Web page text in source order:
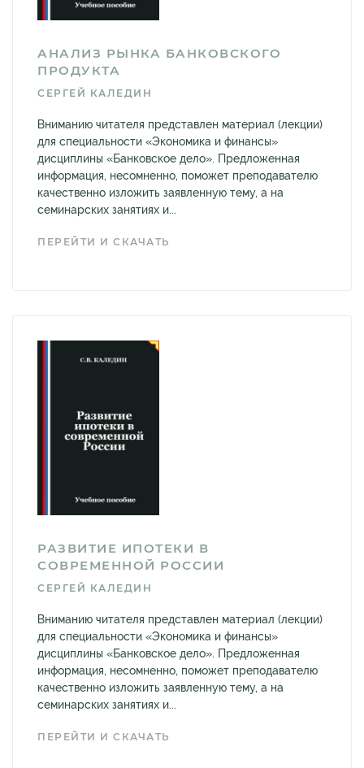
АНАЛИЗ РЫНКА БАНКОВСКОГО
ПРОДУКТА
СЕРГЕЙ КАЛЕДИН
Вниманию читателя представлен материал (лекции)
для специальности «Экономика и финансы»
дисциплины «Банковское дело». Предложенная
информация, несомненно, поможет преподавателю
качественно изложить заявленную тему, а на
семинарских занятиях и...
ПЕРЕЙТИ И СКАЧАТЬ
РАЗВИТИЕ ИПОТЕКИ В
СОВРЕМЕННОЙ РОССИИ
СЕРГЕЙ КАЛЕДИН
Вниманию читателя представлен материал (лекции)
для специальности «Экономика и финансы»
дисциплины «Банковское дело». Предложенная
информация, несомненно, поможет преподавателю
качественно изложить заявленную тему, а на
семинарских занятиях и...
ПЕРЕЙТИ И СКАЧАТЬ